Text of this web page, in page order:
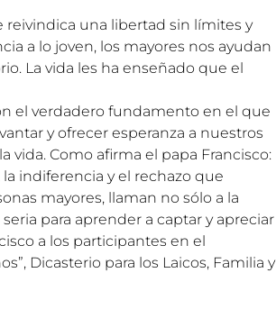
reivindica una libertad sin límites y
a lo joven, los mayores nos ayudan
La vida les ha enseñado que el
el verdadero fundamento en el que
y ofrecer esperanza a nuestros
Como afirma el papa Francisco:
indiferencia y el rechazo que
mayores, llaman no sólo a la
para aprender a captar y apreciar
a los participantes en el
Dicasterio para los Laicos, Familia y